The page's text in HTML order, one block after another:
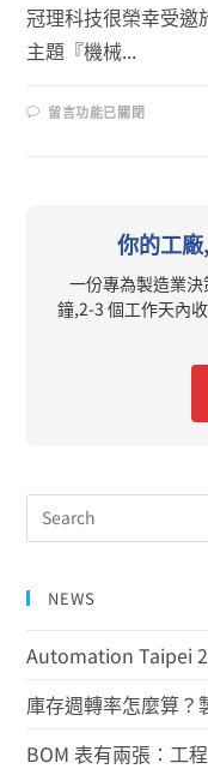
冠理科技很榮幸受邀
主題『機械...
留言功能已關閉
你的工
一份專為製造業
鐘,2-3 個工作天內
NEWS
Automation Taipei
庫存週轉率怎麼算？
BOM 表有兩張：工